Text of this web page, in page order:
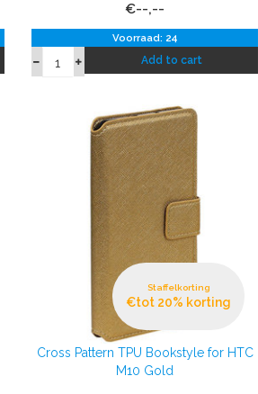
€--,--
Voorraad: 24
Add to cart
Staffelkorting
€tot 20% korting
Cross Pattern TPU Bookstyle for HTC
M10 Gold